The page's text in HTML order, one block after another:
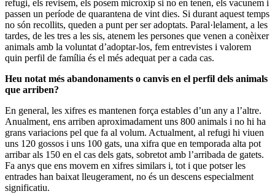
refugi, els revisem, els posem microxip si no en tenen, els vacunem i
passen un període de quarantena de vint dies. Si durant aquest temps
no són recollits, queden a punt per ser adoptats. Paral·lelament, a les
tardes, de les tres a les sis, atenem les persones que venen a conèixer
animals amb la voluntat d’adoptar-los, fem entrevistes i valorem
quin perfil de família és el més adequat per a cada cas.
Heu notat més abandonaments o canvis en el perfil dels animals
que arriben?
En general, les xifres es mantenen força estables d’un any a l’altre.
Anualment, ens arriben aproximadament uns 800 animals i no hi ha
grans variacions pel que fa al volum. Actualment, al refugi hi viuen
uns 120 gossos i uns 100 gats, una xifra que en temporada alta pot
arribar als 150 en el cas dels gats, sobretot amb l’arribada de gatets.
Fa anys que ens movem en xifres similars i, tot i que potser les
entrades han baixat lleugerament, no és un descens especialment
significatiu.